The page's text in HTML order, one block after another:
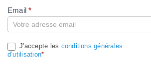
Compte
Email*
J'accepte les conditions générales
d’utilisation*